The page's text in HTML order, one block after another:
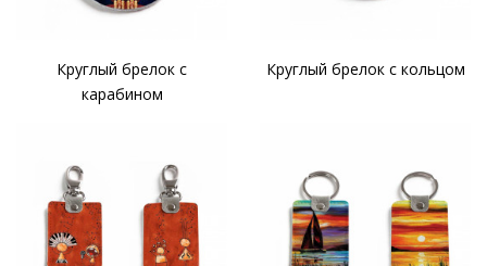
Круглый брелок с
карабином
Круглый брелок с кольцом